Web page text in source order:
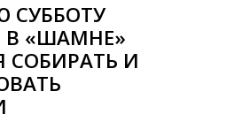
СУББОТУ
В «ШАМНЕ»
СОБИРАТЬ И